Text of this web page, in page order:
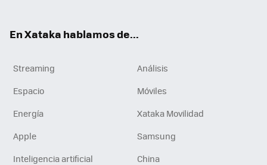
En Xataka hablamos de...
Streaming
Análisis
Espacio
Móviles
Energía
Xataka Movilidad
Apple
Samsung
Inteligencia artificial
China